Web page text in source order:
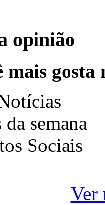
opinião
mais
da semana
Sociais
Ver